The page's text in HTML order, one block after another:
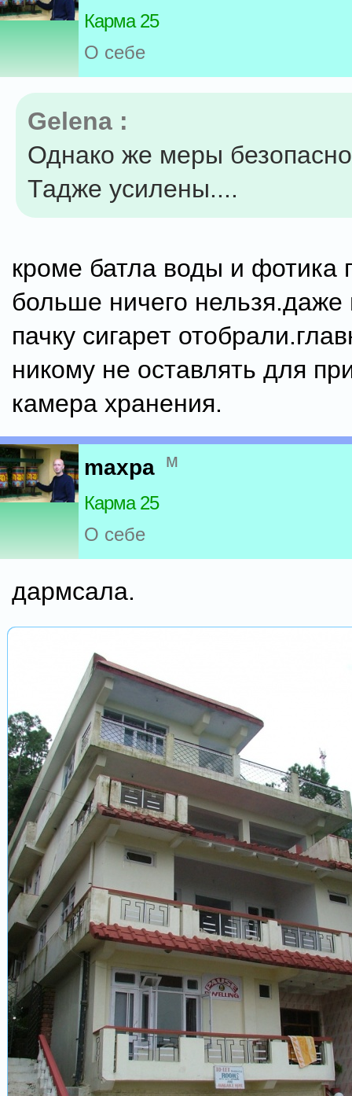
Карма 25
О себе
Gelena :
Однако же меры
Тадже усилены....
кроме батла воды и фотика
больше ничего
пачку сигарет
никому не оставлять для
камера хранения.
maxpa м
Карма 25
О себе
дармсала.